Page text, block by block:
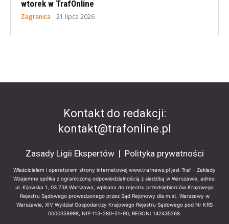
wtorek w TrafOnline
Zagranica 21 lipca 2026
Kontakt do redakcji:
kontakt@trafonline.pl
Zasady Ligii Ekspertów| Polityka prywatności
Właścicielem i operatorem strony internetowej www.trafnews.pl jest Traf – Zakłady
Wzajemne spółka z ograniczoną odpowiedzialnością z siedzibą w Warszawie, adres:
ul. Kijowska 1, 03 738 Warszawa, wpisana do rejestru przedsiębiorców Krajowego
Rejestru Sądowego prowadzonego przez Sąd Rejonowy dla m.st. Warszawy w
Warszawie, XIV Wydział Gospodarczy Krajowego Rejestru Sądowego pod Nr KRS
0000358998, NIP 113-280-51-90, REGON: 142435268.